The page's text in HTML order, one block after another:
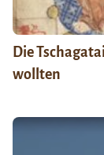
Die
wollten